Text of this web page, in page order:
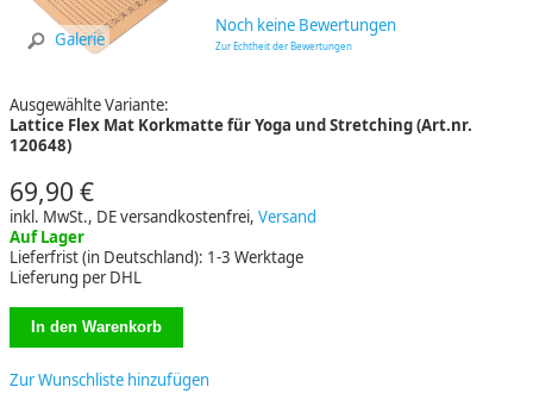
Hilfe, Kontakt
Galerie
Noch keine Bewertungen
Zur Echtheit der Bewertungen
Ausgewählte Variante:
Lattice Flex Mat Korkmatte für Yoga und Stretching (Art.nr.
120648)
69,90 €
inkl. MwSt., DE versandkostenfrei, Versand
Auf Lager
Lieferfrist (in Deutschland): 1-3 Werktage
Lieferung per DHL
Zur Wunschliste hinzufügen